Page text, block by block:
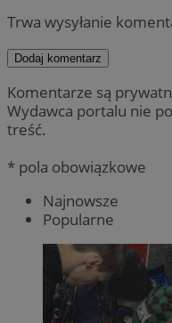
Trwa wysyłanie
Dodaj komentarz
Komentarze są
Wydawca portalu nie
treść.
* pola obowiązkowe
Najnowsze
Popularne